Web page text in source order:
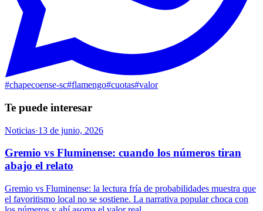
#chapecoense-sc#flamengo#cuotas#valor
Te puede interesar
Noticias·13 de junio, 2026
Gremio vs Fluminense: cuando los números tiran
abajo el relato
Gremio vs Fluminense: la lectura fría de probabilidades muestra que
el favoritismo local no se sostiene. La narrativa popular choca con